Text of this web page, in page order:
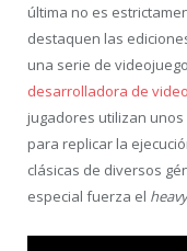
última no es
destaquen las
una serie de
desarrolladora de
jugadores utilizan
para replicar la
clásicas de diversos
especial fuerza el